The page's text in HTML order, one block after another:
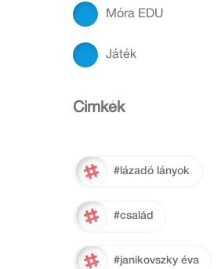
Móra EDU
Játék
Cimkék
#lázadó lányok
#család
#janikovszky éva